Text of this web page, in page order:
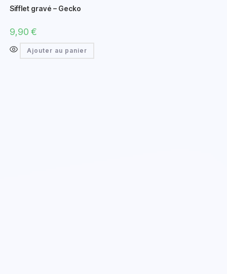
Sifflet gravé – Gecko
9,90 €
Ajouter au panier